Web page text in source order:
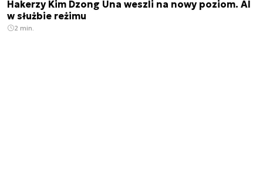
Hakerzy Kim Dzong Una weszli na nowy poziom. AI
w służbie reżimu
2 min.